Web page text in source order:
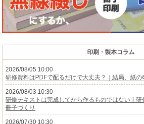
印刷・製本コラム
2026/08/05 10:00
研修資料はPDFで配るだけで大丈夫？｜結局、紙
2026/08/03 10:30
研修テキストは完成してから作るものではない｜
冊子づくり
2026/07/30 10:30